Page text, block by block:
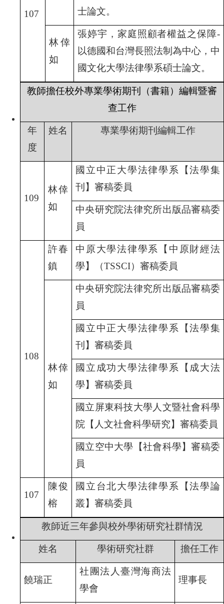
107
士論文。
林倖
如
張婷宇，家庭照顧者權益之保障-
以德國和台灣長照法制為中心，中
國文化大學法律學系碩士論文。
教師擔任校外專業學術期刊（書籍）編輯暨審
查工作
年
度
姓名 專業學術期刊編輯工作
109
林倖
如
國立中正大學法律學系【法學集
刊】審稿委員
中央研究院法律究所出版品審稿委
員
108
許春
鎮
中原大學法律學系【中原財經法
學】（TSSCI）審稿委員
林倖
如
中央研究院法律究所出版品審稿委
員
國立中正大學法律學系【法學集
刊】審稿委員
國立成功大學法律學系【成大法
學】審稿委員
國立屏東科技大學人文暨社會科學
院【人文社會科學研究】審稿委員
國立空中大學【社會科學】審稿委
員
107
陳俊
榕
國立台北大學法律學系【法學論
叢】審稿委員
教師近三年參與校外學術研究社群情況
姓名 學術研究社群 擔任工作
饒瑞正
社團法人臺灣海商法
學會
理事長